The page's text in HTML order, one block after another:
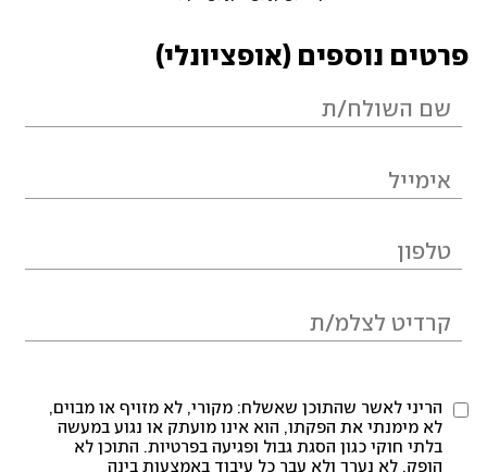
פרטים נוספים (אופציונלי)
הריני לאשר שהתוכן שאשלח: מקורי, לא מזויף או מבוים,
לא מימנתי את הפקתו, הוא אינו מועתק או נגוע במעשה
בלתי חוקי כגון הסגת גבול ופגיעה בפרטיות. התוכן לא
הופק, לא נערך ולא עבר כל עיבוד באמצעות בינה